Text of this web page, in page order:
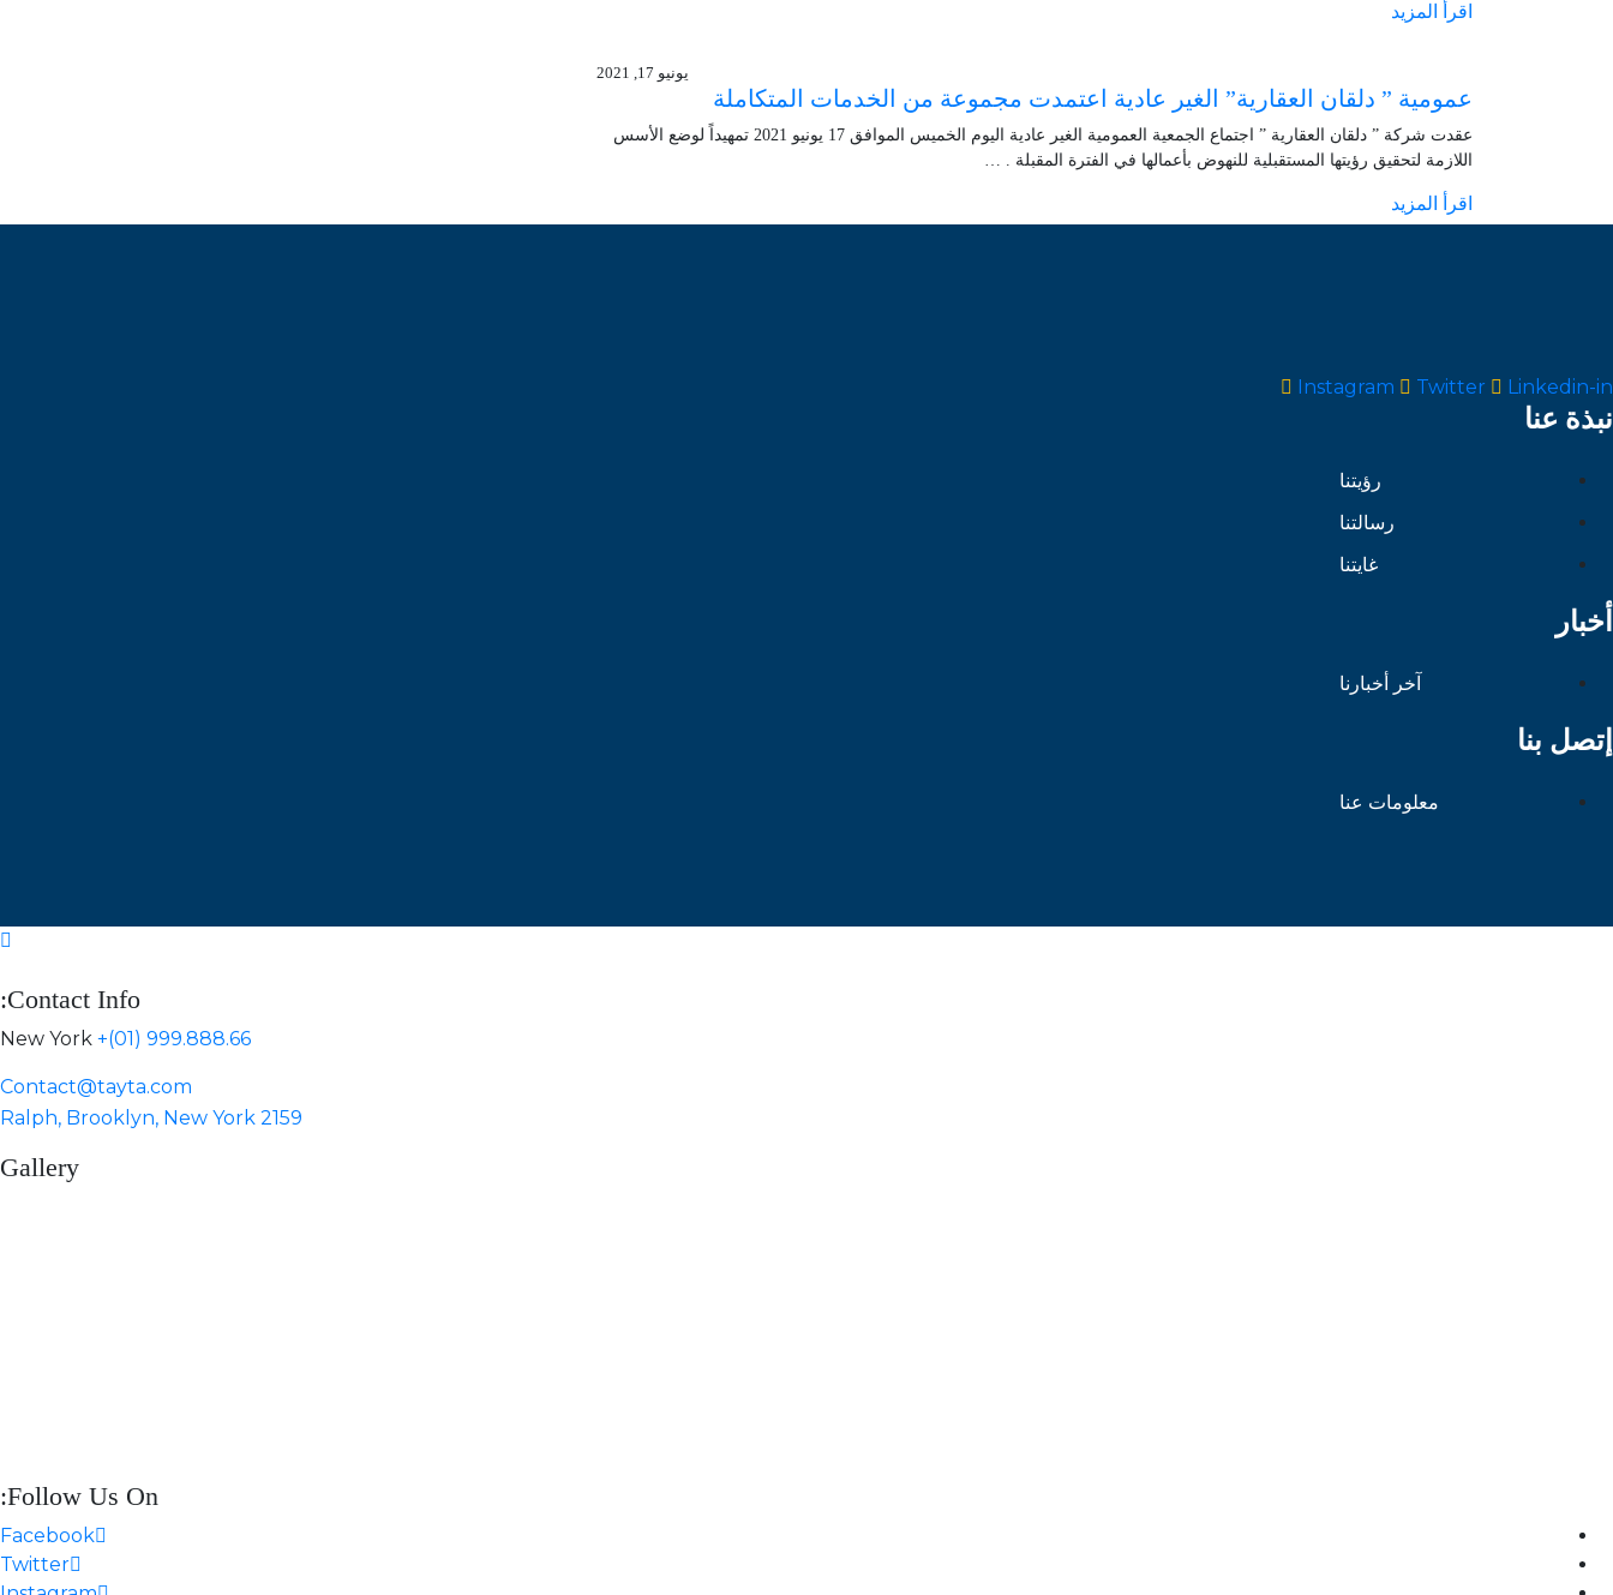
اقرأ المزيد
يونيو 17, 2021
عمومية ” دلقان العقارية” الغير عادية اعتمدت مجموعة من الخدمات المتكاملة
عقدت شركة ” دلقان العقارية ” اجتماع الجمعية العمومية الغير عادية اليوم الخميس الموافق 17 يونيو 2021 تمهيداً لوضع الأسس
اللازمة لتحقيق رؤيتها المستقبلية للنهوض بأعمالها في الفترة المقبلة . …
اقرأ المزيد
Instagram Twitter Linkedin-in
نبذة عنا
رؤيتنا
رسالتنا
غايتنا
أخبار
آخر أخبارنا
إتصل بنا
معلومات عنا
Contact Info:
New York +(01) 999.888.66
Contact@tayta.com
2159 Ralph, Brooklyn, New York
Gallery
Follow Us On:
Facebook
Twitter